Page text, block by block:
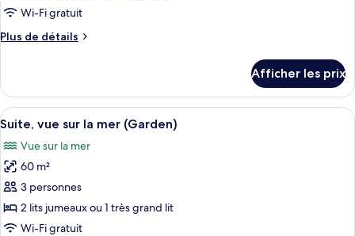
de
chambre :
Chambre
vue
sur
la
mer
Wi-Fi gratuit
Plus de détails
Plus
Chambre
Deluxe,
balcon,
sur
la
Afficher les prix
Afficher
toutes
les
photos
pour
ce
type
Suite, vue sur la mer (Garden) |
18
Suite, vue sur la mer (Garden)
Vue sur la mer
60 m²
3 personnes
2 lits jumeaux ou 1 très grand lit
Wi-Fi gratuit